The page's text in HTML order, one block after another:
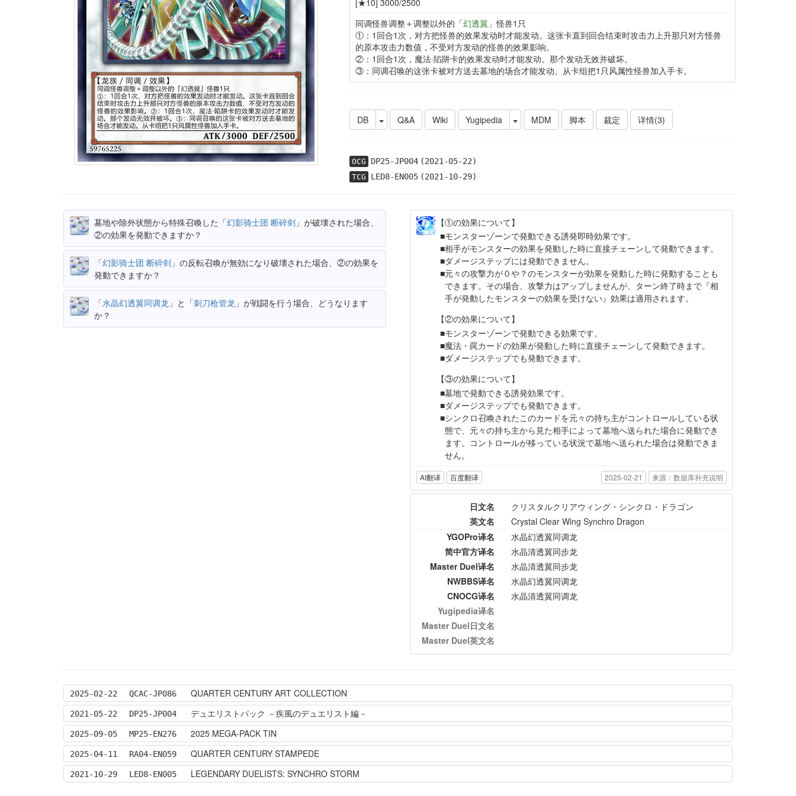
同调怪兽调整＋调整以外的「幻透翼 」怪兽1只
①：1回合1次，对方把怪兽的效果发动时才能发动。这张卡直到回合结束时攻击力上升那只对方怪兽
的原本攻击力数值，不受对方发动的怪兽的效果影响。
②：1回合1次，魔法·陷阱卡的效果发动时才能发动。那个发动无效并破坏。
③：同调召唤的这张卡被对方送去墓地的场合才能发动。从卡组把1只风属性怪兽加入手卡。
DB Q&A Wiki Yugipedia MDM 脚本 裁定 详情(3)
OCG DP25-JP004(2021-05-22)
TCG LED8-EN005(2021-10-29)
墓地や除外状態から特殊召喚した「幻影骑士团 断碎剑 」が破壊された場合、
②の効果を発動できますか？
「幻影骑士团 断碎剑 」の反転召喚が無効になり破壊された場合、②の効果を
発動できますか？
「水晶幻透翼同调龙 」と「刺刀枪管龙 」が戦闘を行う場合、どうなります
か？
【①の効果について】
モンスターゾーンで発動できる誘発即時効果です。
相手がモンスターの効果を発動した時に直接チェーンして発動できます。
ダメージステップには発動できません。
元々の攻撃力が０や？のモンスターが効果を発動した時に発動することも
できます。その場合、攻撃力はアップしませんが、ターン終了時まで『相
手が発動したモンスターの効果を受けない』効果は適用されます。
【②の効果について】
モンスターゾーンで発動できる効果です。
魔法・罠カードの効果が発動した時に直接チェーンして発動できます。
ダメージステップでも発動できます。
【③の効果について】
墓地で発動できる誘発効果です。
ダメージステップでも発動できます。
シンクロ召喚されたこのカードを元々の持ち主がコントロールしている状
態で、元々の持ち主から見た相手によって墓地へ送られた場合に発動でき
ます。コントロールが移っている状況で墓地へ送られた場合は発動できま
せん。
AI翻译 百度翻译 2025-02-21 来源：数据库补充说明
日文名
クリスタルクリアウィング・シンクロ・ドラゴン
英文名
Crystal Clear Wing Synchro Dragon
YGOPro译名
水晶幻透翼同调龙
简中官方译名
水晶清透翼同步龙
Master Duel译名
水晶清透翼同步龙
NWBBS译名
水晶幻透翼同调龙
CNOCG译名
水晶清透翼同调龙
Yugipedia译名
Master Duel日文名
Master Duel英文名
2025-02-22 QCAC-JP086 QUARTER CENTURY ART COLLECTION
2021-05-22 DP25-JP004 デュエリストパック －疾風のデュエリスト編－
2025-09-05 MP25-EN276 2025 MEGA-PACK TIN
2025-04-11 RA04-EN059 QUARTER CENTURY STAMPEDE
2021-10-29 LED8-EN005 LEGENDARY DUELISTS: SYNCHRO STORM